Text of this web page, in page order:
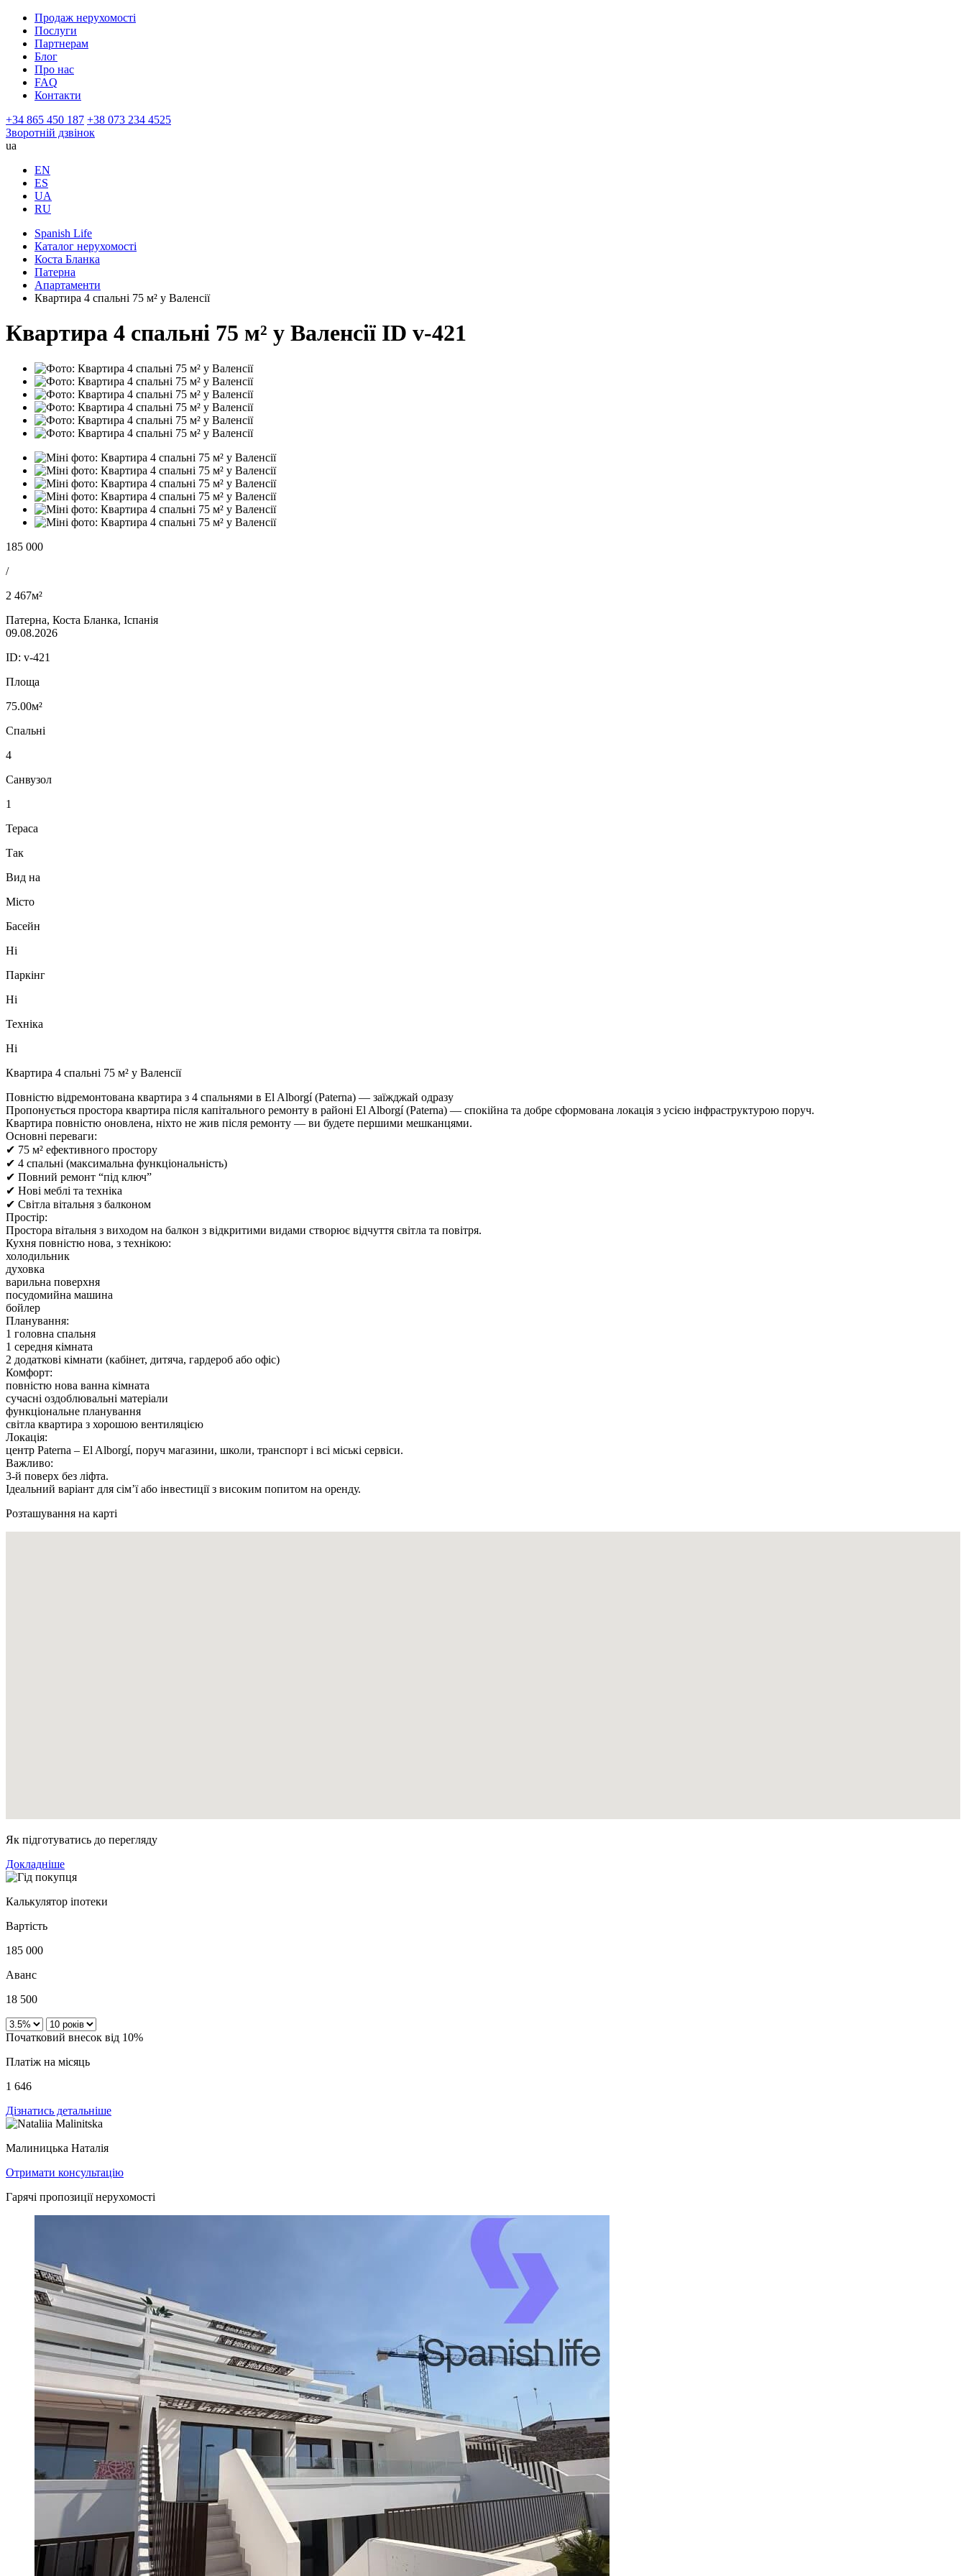
Продаж нерухомості
Послуги
Партнерам
Блог
Про нас
FAQ
Контакти
+34 865 450 187 +38 073 234 4525
Зворотній дзвінок
ua
EN
ES
UA
RU
Spanish Life
Каталог нерухомості
Коста Бланка
Патерна
Апартаменти
Квартира 4 спальні 75 м² у Валенсії
Квартира 4 спальні 75 м² у Валенсії ID v-421
185 000
/
2 467м²
Патерна, Коста Бланка, Іспанія
09.08.2026
ID: v-421
Площа
75.00м²
Спальні
4
Санвузол
1
Тераса
Так
Вид на
Місто
Басейн
Ні
Паркінг
Ні
Техніка
Ні
Квартира 4 спальні 75 м² у Валенсії
Повністю відремонтована квартира з 4 спальнями в El Alborgí (Paterna) — заїжджай одразу
Пропонується простора квартира після капітального ремонту в районі El Alborgí (Paterna) — спокійна та добре сформована локація з усією інфраструктурою поруч.
Квартира повністю оновлена, ніхто не жив після ремонту — ви будете першими мешканцями.
Основні переваги:
✔ 75 м² ефективного простору
✔ 4 спальні (максимальна функціональність)
✔ Повний ремонт “під ключ”
✔ Нові меблі та техніка
✔ Світла вітальня з балконом
Простір:
Простора вітальня з виходом на балкон з відкритими видами створює відчуття світла та повітря.
Кухня повністю нова, з технікою:
холодильник
духовка
варильна поверхня
посудомийна машина
бойлер
Планування:
1 головна спальня
1 середня кімната
2 додаткові кімнати (кабінет, дитяча, гардероб або офіс)
Комфорт:
повністю нова ванна кімната
сучасні оздоблювальні матеріали
функціональне планування
світла квартира з хорошою вентиляцією
Локація:
центр Paterna – El Alborgí, поруч магазини, школи, транспорт і всі міські сервіси.
Важливо:
3-й поверх без ліфта.
Ідеальний варіант для сім’ї або інвестиції з високим попитом на оренду.
Розташування на карті
Як підготуватись до перегляду
Докладніше
Калькулятор іпотеки
Вартість
185 000
Аванс
18 500
Початковий внесок від 10%
Платіж на місяць
1 646
Дізнатись детальніше
Малиницька Наталія
Отримати консультацію
Гарячі пропозиції нерухомості